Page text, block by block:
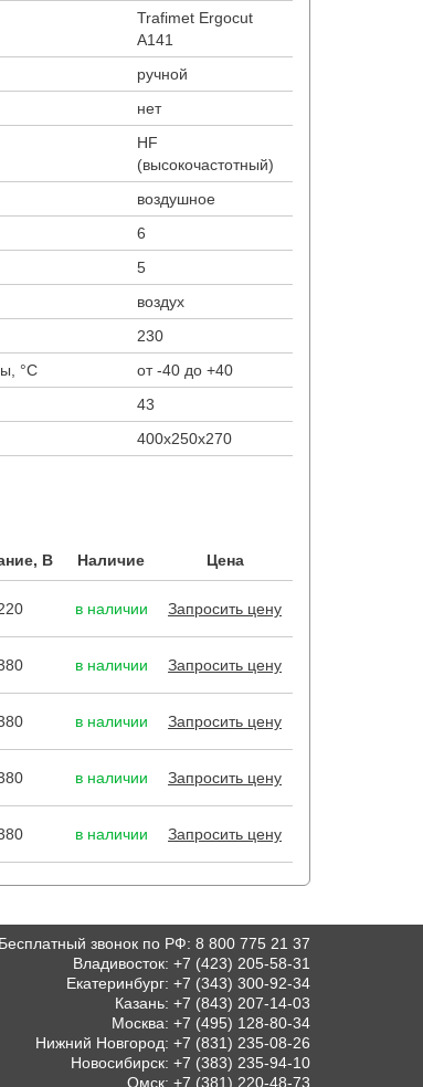
Trafimet Ergocut
A141
ручной
нет
HF
(высокочастотный)
воздушное
6
5
воздух
230
°С
от -40 до +40
43
400х250х270
В Наличие Цена
в наличии Запросить цену
в наличии Запросить цену
в наличии Запросить цену
в наличии Запросить цену
в наличии Запросить цену
Бесплатный звонок по РФ: 8 800 775 21 37
Владивосток: +7 (423) 205-58-31
Екатеринбург: +7 (343) 300-92-34
Казань: +7 (843) 207-14-03
Москва: +7 (495) 128-80-34
Нижний Новгород: +7 (831) 235-08-26
Новосибирск: +7 (383) 235-94-10
Омск: +7 (381) 220-48-73